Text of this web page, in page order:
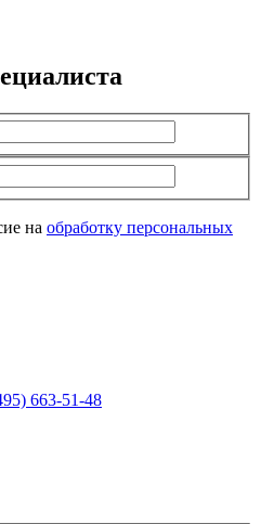
на обработку персональных
663-51-48